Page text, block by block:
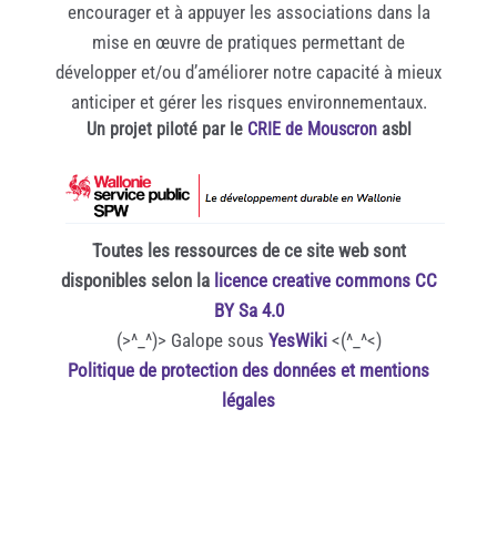
encourager et à appuyer les associations dans la
mise en œuvre de pratiques permettant de
développer et/ou d’améliorer notre capacité à mieux
anticiper et gérer les risques environnementaux.
Un projet piloté par le CRIE de Mouscronasbl
Toutes les ressources de ce site web sont
disponibles selon la licence creative commons CC
BY Sa 4.0
(>^_^)> Galope sous YesWiki<(^_^<)
Politique de protection des données et mentions
légales